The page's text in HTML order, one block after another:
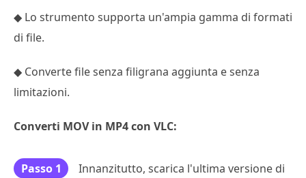
◆ Lo strumento supporta un'ampia gamma di formati
di file.
◆ Converte file senza filigrana aggiunta e senza
limitazioni.
Converti MOV in MP4 con VLC:
Passo 1
Innanzitutto, scarica l'ultima versione di